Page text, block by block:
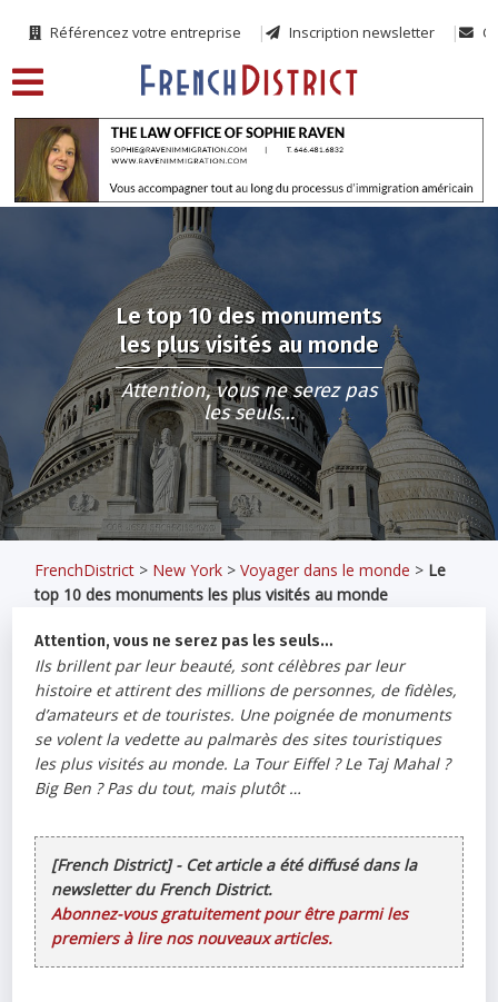
Référencez votre entreprise Inscription newsletter
Le top 10 des monuments
les plus visités au monde
Attention, vous ne serez pas
les seuls…
FrenchDistrict > New York >Voyager dans le monde > Le
top 10 des monuments les plus visités au monde
Attention, vous ne serez pas les seuls…
Ils brillent par leur beauté, sont célèbres par leur
histoire et attirent des millions de personnes, de fidèles,
d’amateurs et de touristes. Une poignée de monuments
se volent la vedette au palmarès des sites touristiques
les plus visités au monde. La Tour Eiffel ? Le Taj Mahal ?
Big Ben ? Pas du tout, mais plutôt …
[French District] - Cet article a été diffusé dans la
newsletter du French District.
Abonnez-vous gratuitement pour être parmi les
premiers à lire nos nouveaux articles.